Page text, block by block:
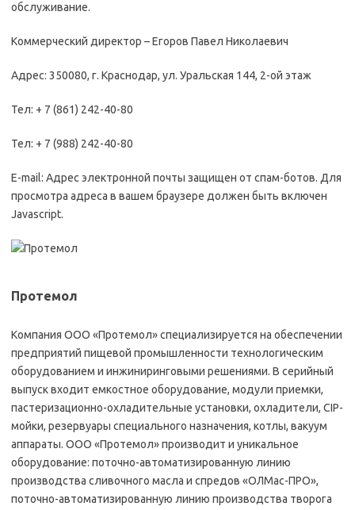
обслуживание.
Коммерческий директор – Егоров Павел Николаевич
Адрес: 350080, г. Краснодар, ул. Уральская 144, 2-ой этаж
Тел: + 7 (861) 242-40-80
Тел: + 7 (988) 242-40-80
E-mail: Адрес электронной почты защищен от спам-ботов. Для
просмотра адреса в вашем браузере должен быть включен
Javascript.
Протемол
Компания ООО «Протемол» специализируется на обеспечении
предприятий пищевой промышленности технологическим
оборудованием и инжиниринговыми решениями. В серийный
выпуск входит емкостное оборудование, модули приемки,
пастеризационно-охладительные установки, охладители, CIP-
мойки, резервуары специального назначения, котлы, вакуум
аппараты. ООО «Протемол» производит и уникальное
оборудование: поточно-автоматизированную линию
производства сливочного масла и спредов «ОЛМас-ПРО»,
поточно-автоматизированную линию производства творога